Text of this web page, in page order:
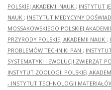
POLSKIEJ AKADEMII NAUK ; INSTYTUT
NAUK ; INSTYTUT MEDYCYNY
MOSSAKOWSKIEGO POLSKIEJ
PRZYRODY POLSKIEJ AKADEMII NAUK ;
PROBLEMÓW TECHNIKI PAN ;
SYSTEMATYKI I EWOLUCJI ZWIERZĄT
INSTYTUT ZOOLOGII POLSKIEJ
- INSTYTUT TECHNOLOGII